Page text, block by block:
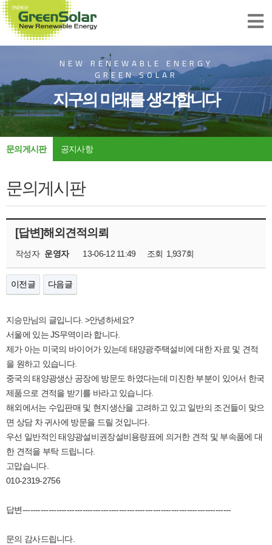
NEW RENEWABLE ENERGY
GREEN SOLAR
지구의 미래를 생각합니다
문의게시판 공지사항
문의게시판
[답변]해외견적의뢰
작성자 운영자 13-06-12 11:49 조회 1,937회
이전글 다음글
지승만님의 글입니다. >안녕하세요?
서울에 있는 JS무역이라 합니다.
제가 아는 미국의 바이어가 있는데 태양광주택설비에 대한 자료 및 견적
을 원하고 있습니다.
중국의 태양광생산 공장에 방문도 하였다는데 미진한 부분이 있어서 한국
제품으로 견적을 받기를 바라고 있습니다.
해외에서는 수입판매 및 현지생산을 고려하고 있고 일반의 조건들이 맞으
면 상담 차 귀사에 방문을 드릴 것입니다.
우선 일반적인 태양광설비권장설비용량표에 의거한 견적 및 부속품에 대
한 견적을 부탁 드립니다.
고맙습니다.
010-2319-2756
답변--------------------------------------------------------------------------------
문의 감사드립니다.